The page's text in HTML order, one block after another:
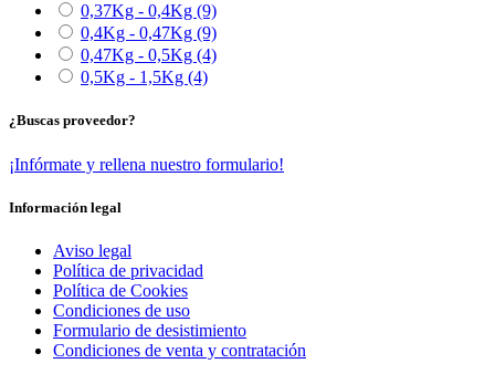
0,37Kg - 0,4Kg (9)
0,4Kg - 0,47Kg (9)
0,47Kg - 0,5Kg (4)
0,5Kg - 1,5Kg (4)
¿Buscas proveedor?
¡Infórmate y rellena nuestro formulario!
Información legal
Aviso legal
Política de privacidad
Política de Cookies
Condiciones de uso
Formulario de desistimiento
Condiciones de venta y contratación